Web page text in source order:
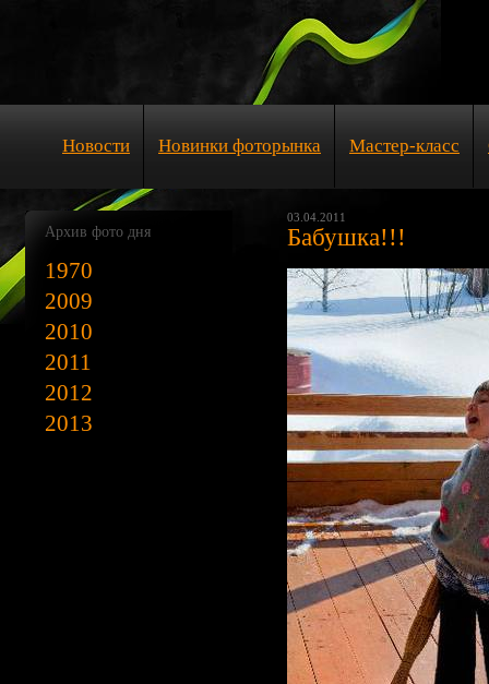
Новости Новинки фоторынка Мастер-класс
03.04.2011
Бабушка!!!
Архив фото дня
1970
2009
2010
2011
2012
2013